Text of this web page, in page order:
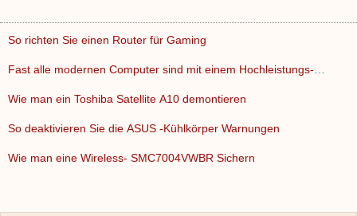
So richten Sie einen Router für Gaming
Wie man ein Toshiba Satellite A10 demontieren
So deaktivieren Sie die ASUS -Kühlkörper Warnungen
Wie man eine Wireless- SMC7004VWBR Sichern